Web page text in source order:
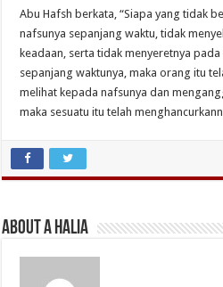
Abu Hafsh berkata, “Siapa yang tidak
nafsunya sepanjang waktu, tidak
keadaan, serta tidak menyeretnya
sepanjang waktunya, maka orang itu
melihat kepada nafsunya dan
maka sesuatu itu telah
About A Halia